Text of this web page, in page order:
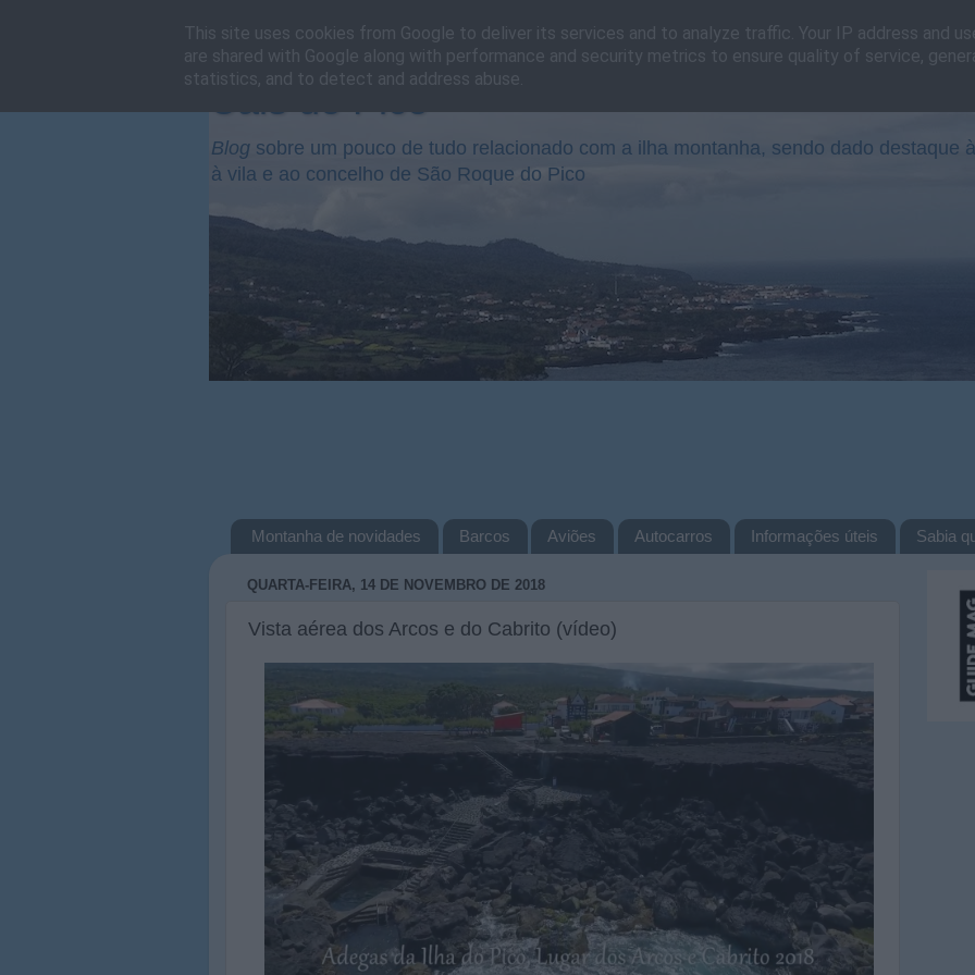
Cais do Pico
Blog sobre um pouco de tudo relacionado com a ilha montanha, sendo dado destaque
à vila e ao concelho de São Roque do Pico
Montanha de novidades Barcos Aviões Autocarros Informações úteis Sabia
QUARTA-FEIRA, 14 DE NOVEMBRO DE 2018
Vista aérea dos Arcos e do Cabrito (vídeo)
This site uses cookies from Google to deliver its services and to analyze traffic. Your IP address and
are shared with Google along with performance and security metrics to ensure quality of service,
statistics, and to detect and address abuse.